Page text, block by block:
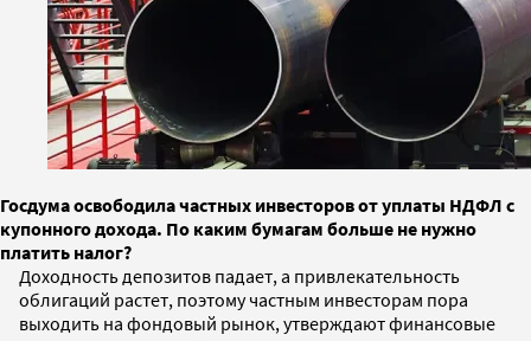
Госдума освободила частных инвесторов от уплаты НДФЛ с
купонного дохода. По каким бумагам больше не нужно
платить налог?
Доходность депозитов падает, а привлекательность
облигаций растет, поэтому частным инвесторам пора
выходить на фондовый рынок, утверждают финансовые